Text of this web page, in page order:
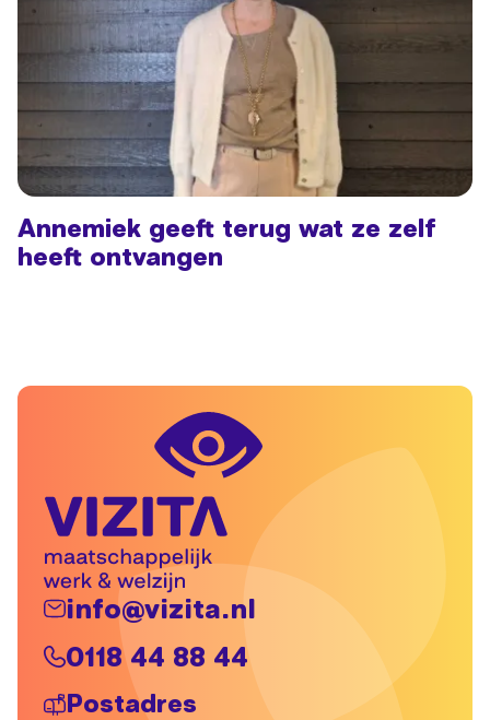
Annemiek geeft terug wat ze zelf
heeft ontvangen
info@vizita.nl
0118 44 88 44
Postadres